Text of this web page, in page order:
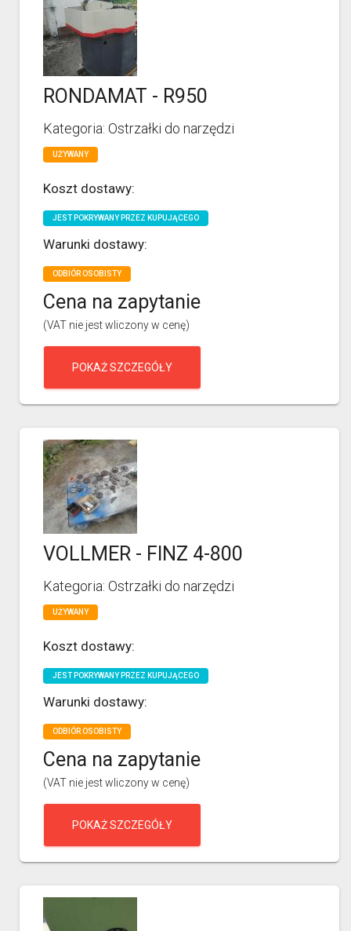
RONDAMAT - R950
Kategoria: Ostrzałki do narzędzi
UŻYWANY
Koszt dostawy:
JEST POKRYWANY PRZEZ KUPUJĄCEGO
Warunki dostawy:
ODBIÓR OSOBISTY
Cena na zapytanie
(VAT nie jest wliczony w cenę)
POKAŻ SZCZEGÓŁY
VOLLMER - FINZ 4-800
Kategoria: Ostrzałki do narzędzi
UŻYWANY
Koszt dostawy:
JEST POKRYWANY PRZEZ KUPUJĄCEGO
Warunki dostawy:
ODBIÓR OSOBISTY
Cena na zapytanie
(VAT nie jest wliczony w cenę)
POKAŻ SZCZEGÓŁY